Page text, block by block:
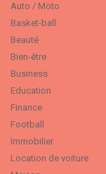
Auto / Moto
Basket-ball
Beauté
Bien-être
Business
Education
Finance
Football
Immobilier
Location de voiture